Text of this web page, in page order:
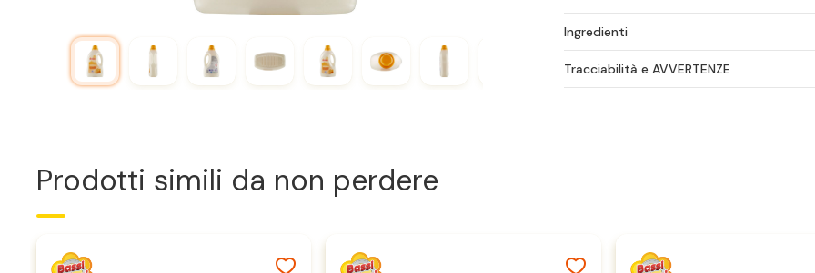
Ingredienti
Tracciabilità e AVVERTENZE
Prodotti simili da non perdere